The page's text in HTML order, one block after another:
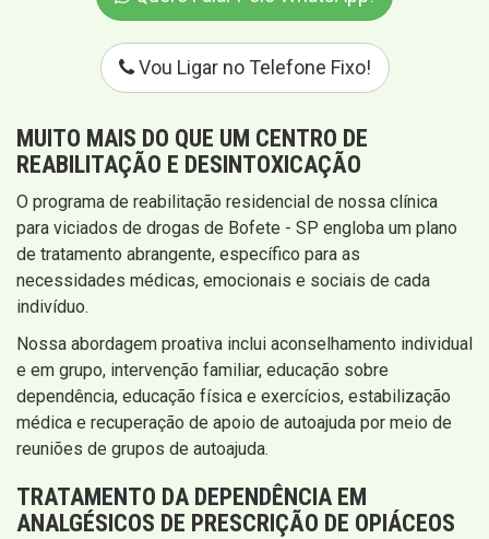
Vou Ligar no Telefone Fixo!
MUITO MAIS DO QUE UM CENTRO DE
REABILITAÇÃO E DESINTOXICAÇÃO
O programa de reabilitação residencial de nossa clínica
para viciados de drogas de Bofete - SP engloba um plano
de tratamento abrangente, específico para as
necessidades médicas, emocionais e sociais de cada
indivíduo.
Nossa abordagem proativa inclui aconselhamento individual
e em grupo, intervenção familiar, educação sobre
dependência, educação física e exercícios, estabilização
médica e recuperação de apoio de autoajuda por meio de
reuniões de grupos de autoajuda.
TRATAMENTO DA DEPENDÊNCIA EM
ANALGÉSICOS DE PRESCRIÇÃO DE OPIÁCEOS